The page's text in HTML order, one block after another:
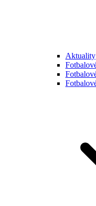
Aktuality